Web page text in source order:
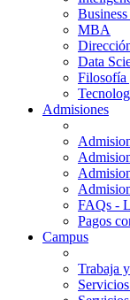
MBA
Data
Filosofía
Admisiones
FAQs -
Pagos
Campus
Trabaja